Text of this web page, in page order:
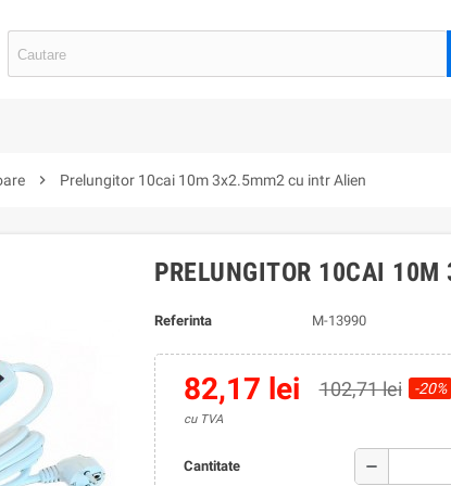
chevron_right Prelungitor 10cai 10m 3x2.5mm2 cu intr Alien
PRELUNGITOR 10CAI
Referinta M-13990
82,17 lei 102,71 lei -20%
cu TVA
Cantitate remove